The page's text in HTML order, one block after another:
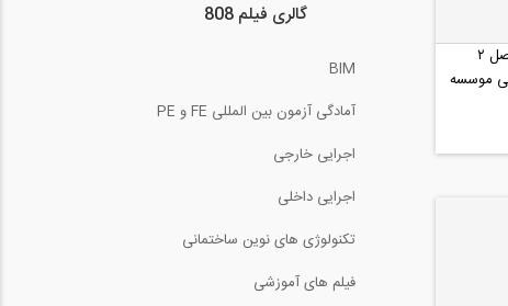
تحلیل خرپا به روش مفصل ۲
موسسه
گالری فیلم 808
BIM
آمادگی آزمون بین المللی FE و PE
اجرایی خارجی
اجرایی داخلی
تکنولوژی های نوین ساختمانی
فیلم های آموزشی